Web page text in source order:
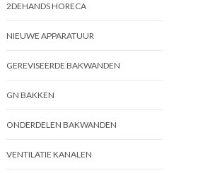
2DEHANDS HORECA
NIEUWE APPARATUUR
GEREVISEERDE BAKWANDEN
GN BAKKEN
ONDERDELEN BAKWANDEN
VENTILATIE KANALEN